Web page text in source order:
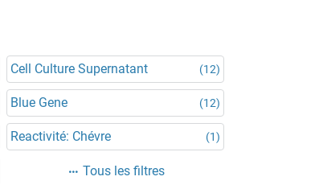
Cell Culture Supernatant (12)
Blue Gene (12)
Reactivité: Chévre (1)
Tous les filtres